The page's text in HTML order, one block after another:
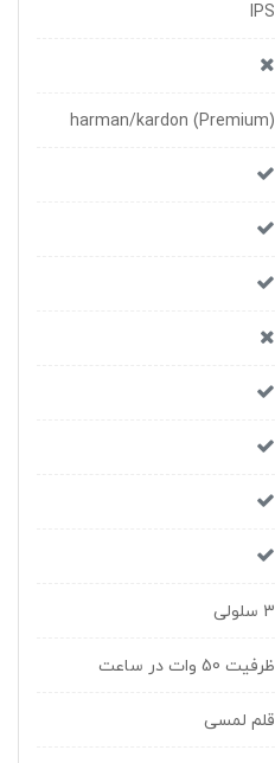
IPS
harman/kardon (Premium)
3 سلولی
ظرفیت 50 وات در ساعت
قلم لمسی